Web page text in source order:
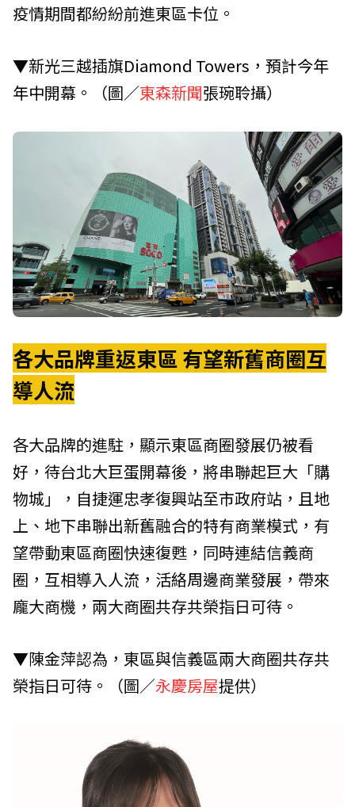
疫情期間都紛紛前進東區卡位。
▼新光三越插旗Diamond Towers，預計今年
年中開幕 。（圖／東森新聞張琬聆攝）
各大品牌重返東區有望新舊商圈互
導人流
各大品牌的進駐，顯示東區商圈發展仍被看
好，待台北大巨蛋開幕後，將串聯起巨大「購
物城」，自捷運忠孝復興站至市政府站，且地
上、地下串聯出新舊融合的特有商業模式，有
望帶動東區商圈快速復甦，同時連結信義商
圈，互相導入人流，活絡周邊商業發展，帶來
龐大商機，兩大商圈共存共榮指日可待。
▼陳金萍認為，東區與信義區兩大商圈共存共
榮指日可待。（圖／永慶房屋提供）